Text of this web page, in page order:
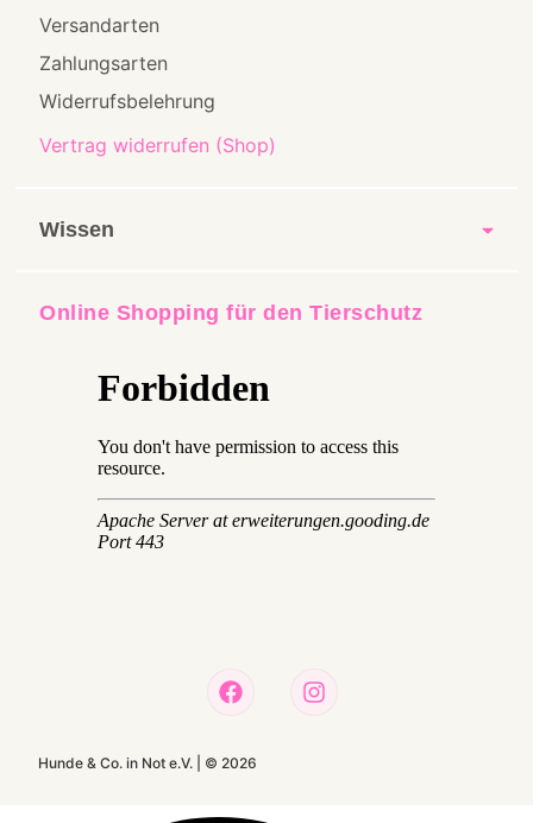
Vertrag widerrufen (Shop)
Versandarten
Zahlungsarten
Widerrufsbelehrung
Wissen
Online Shopping für den Tierschutz
Hunde & Co. in Not e.V. | © 2026